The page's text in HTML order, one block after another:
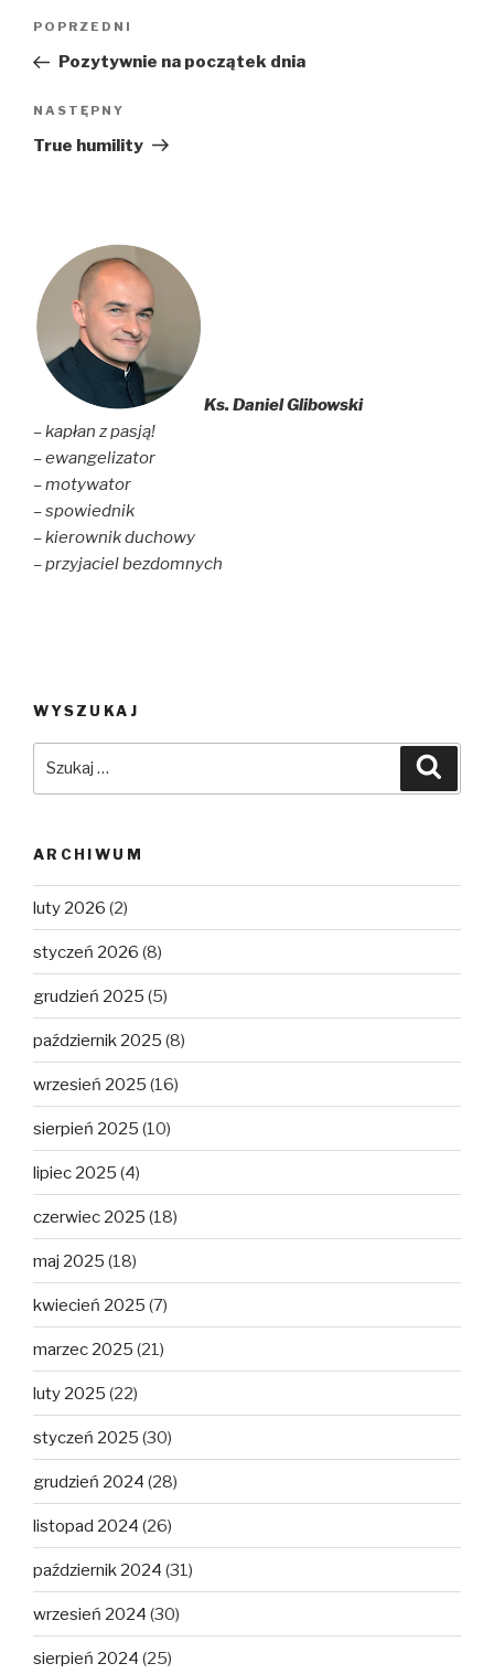
Poprzedni
wpis
POPRZEDNI
Pozytywnie na początek dnia
Następny
wpis
NASTĘPNY
True humility
Ks. Daniel Glibowski
– kapłan z pasją!
– ewangelizator
– motywator
– spowiednik
– kierownik duchowy
– przyjaciel bezdomnych
WYSZUKAJ
ARCHIWUM
luty 2026 (2)
styczeń 2026 (8)
grudzień 2025 (5)
październik 2025 (8)
wrzesień 2025 (16)
sierpień 2025 (10)
lipiec 2025 (4)
czerwiec 2025 (18)
maj 2025 (18)
kwiecień 2025 (7)
marzec 2025 (21)
luty 2025 (22)
styczeń 2025 (30)
grudzień 2024 (28)
listopad 2024 (26)
październik 2024 (31)
wrzesień 2024 (30)
sierpień 2024 (25)